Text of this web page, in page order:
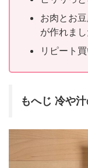
お肉とお
が作れまし
リピート
もへじ 冷や